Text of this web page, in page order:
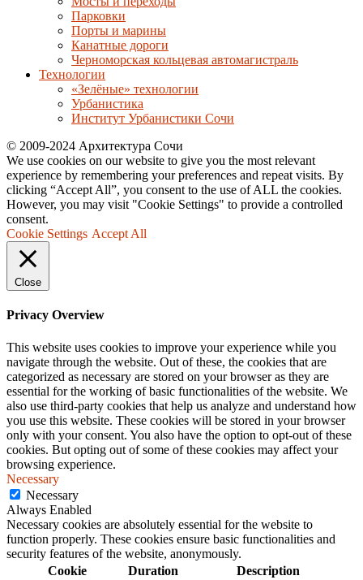
Парковки
Порты и марины
Канатные дороги
Черноморская кольцевая автомагистраль
Технологии
«Зелёные» технологии
Урбанистика
Институт Урбанистики Сочи
© 2009-2024 Архитектура Сочи
We use cookies on our website to give you the most relevant
experience by remembering your preferences and repeat visits. By
clicking “Accept All”, you consent to the use of ALL the cookies.
However, you may visit "Cookie Settings" to provide a controlled
consent.
Cookie Settings Accept All
Close
Privacy Overview
This website uses cookies to improve your experience while you
navigate through the website. Out of these, the cookies that are
categorized as necessary are stored on your browser as they are
essential for the working of basic functionalities of the website. We
also use third-party cookies that help us analyze and understand how
you use this website. These cookies will be stored in your browser
only with your consent. You also have the option to opt-out of these
cookies. But opting out of some of these cookies may affect your
browsing experience.
Necessary
Necessary
Always Enabled
Necessary cookies are absolutely essential for the website to
function properly. These cookies ensure basic functionalities and
security features of the website, anonymously.
Cookie
Duration Description